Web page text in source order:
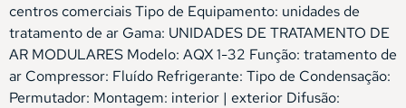
centros comerciais Tipo de Equipamento: unidades de
tratamento de ar Gama: UNIDADES DE TRATAMENTO DE
AR MODULARES Modelo: AQX 1-32 Função: tratamento de
ar Compressor: Fluído Refrigerante: Tipo de Condensação:
Permutador: Montagem: interior | exterior Difusão: